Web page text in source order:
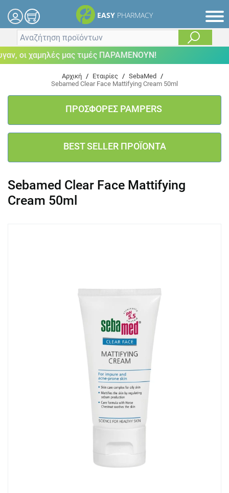
EASY PHARMACY
οι χαμηλές μας τιμές ΠΑΡΑΜΕΝΟΥΝ!
Αρχική / Εταιρίες / SebaMed /
Sebamed Clear Face Mattifying Cream 50ml
ΠΡΟΣΦΟΡΕΣ PAMPERS
BEST SELLER ΠΡΟΪΟΝΤΑ
Sebamed Clear Face Mattifying
Cream 50ml